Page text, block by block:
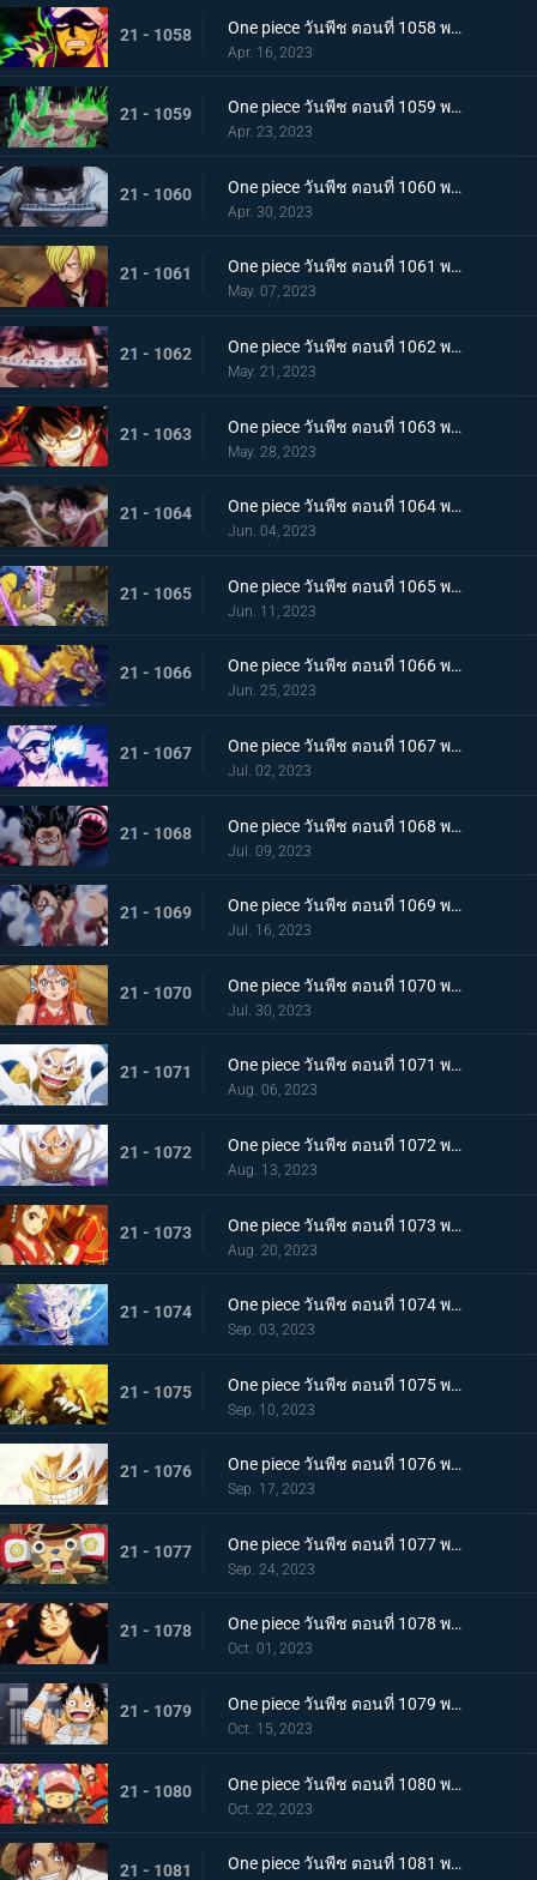
21 - 1058 One piece วันพีช ตอนที่ 1058 พากย์ไทย การจู่โจมของนักบวชเพลิงผลาญ เงื้อมมือปีศาจของโอโรจิที่คืบคลานเข้ามา
Apr. 16, 2023
21 - 1059 One piece วันพีช ตอนที่ 1059 พากย์ไทย โซโลตกที่นั่งลำบาก สัตว์ประหลาดคิงแห่งอัคคีภัย
Apr. 23, 2023
21 - 1060 One piece วันพีช ตอนที่ 1060 พากย์ไทย ความลับของเอ็นมะ ดาบปีศาจที่ฝากไว้กับโซโล
Apr. 30, 2023
21 - 1061 One piece วันพีช ตอนที่ 1061 พากย์ไทย หนึ่งการโจมตีของเทพอสูร ซันจิ ปะทะ ควีน
May. 07, 2023
21 - 1062 One piece วันพีช ตอนที่ 1062 พากย์ไทย วิชาสามดาบแห่งราชัน โซโล ปะทะ คิง
May. 21, 2023
21 - 1063 One piece วันพีช ตอนที่ 1063 พากย์ไทย ลูฟี่กระฉับกระเฉง จุดหักเหของยุคสมัยใหม่
May. 28, 2023
21 - 1064 One piece วันพีช ตอนที่ 1064 พากย์ไทย มังกรเมาแปดทิศ มังกรไร้ระเบียบที่เข้าประชิดลูฟี่
Jun. 04, 2023
21 - 1065 One piece วันพีช ตอนที่ 1065 พากย์ไทย พันธมิตรล่มสลาย ความมุ่งมั่นของยุคสมัยใหม่จงลุกโชน
Jun. 11, 2023
21 - 1066 One piece วันพีช ตอนที่ 1066 พากย์ไทย ตัวเอกมาแล้ว สุดยอดท่าจากคลื่นและแม่เหล็ก
Jun. 25, 2023
21 - 1067 One piece วันพีช ตอนที่ 1067 พากย์ไทย สู่ยุคสมัยใหม่ บทสรุปความมุ่งมั่นของพวกเด็กเหลือขอ
Jul. 02, 2023
21 - 1068 One piece วันพีช ตอนที่ 1068 พากย์ไทย เจ้าหญิงจันทราดังก้อง ฉากสุดท้ายของแคว้นวาโนะ
Jul. 09, 2023
21 - 1069 One piece วันพีช ตอนที่ 1069 พากย์ไทย ผู้ชนะมีเพียงหนึ่ง ลูฟี่ ปะทะ ไคโด
Jul. 16, 2023
21 - 1070 One piece วันพีช ตอนที่ 1070 พากย์ไทย ลูฟี่พ่ายแพ้ การเตรียมใจของผู้ที่เหลืออยู่
Jul. 30, 2023
21 - 1071 One piece วันพีช ตอนที่ 1071 พากย์ไทย ไปให้ถึงจุดสูงสุดของลูฟี่ เกียร์ฟิฟท์
Aug. 06, 2023
21 - 1072 One piece วันพีช ตอนที่ 1072 พากย์ไทย พลังกวนประสาท เกียร์ฟิฟท์โลดแล่น
Aug. 13, 2023
21 - 1073 One piece วันพีช ตอนที่ 1073 พากย์ไทย ไม่มีที่ให้หนี ภาพเกาะโอนิกาชิมะในนรก
Aug. 20, 2023
21 - 1074 One piece วันพีช ตอนที่ 1074 พากย์ไทย เชื่อในโมโมะ ท่าเด็ดครั้งสุดท้ายของลูฟี่
Sep. 03, 2023
21 - 1075 One piece วันพีช ตอนที่ 1075 พากย์ไทย คำอธิษฐาน 20 ปี ทวงคืนแคว้นวาโนะ
Sep. 10, 2023
21 - 1076 One piece วันพีช ตอนที่ 1076 พากย์ไทย โลกที่ลูฟี่ปรารถนา
Sep. 17, 2023
21 - 1077 One piece วันพีช ตอนที่ 1077 พากย์ไทย ปิดฉาก ผู้ชนะ ลูฟี่หมวกฟาง
Sep. 24, 2023
21 - 1078 One piece วันพีช ตอนที่ 1078 พากย์ไทย การกลับมา โชกุนแห่งแคว้นวาโนะ โคสึกิ โมโมโนะสุเกะ
Oct. 01, 2023
21 - 1079 One piece วันพีช ตอนที่ 1079 พากย์ไทย ยามเช้ามาถึง การพักผ่อนของพวกลูฟี่
Oct. 15, 2023
21 - 1080 One piece วันพีช ตอนที่ 1080 พากย์ไทย งานเลี้ยงฉลอง เหล่าจักรพรรดิแห่งท้องทะเลคนใหม่
Oct. 22, 2023
21 - 1081 One piece วันพีช ตอนที่ 1081 พากย์ไทย โลกจะลุกเป็นไฟ การโจมตีของพลเรือเอก